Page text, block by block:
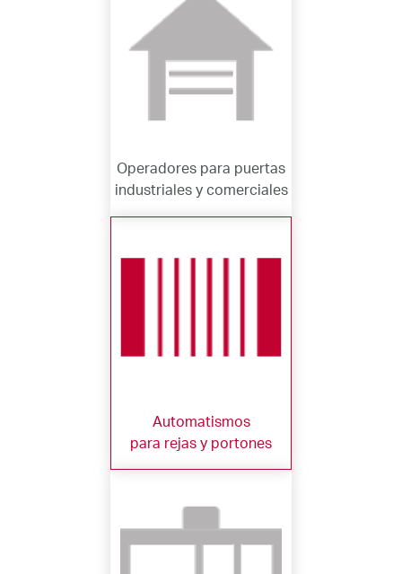
Operadores para puertas
industriales y comerciales
Automatismos
para rejas y portones